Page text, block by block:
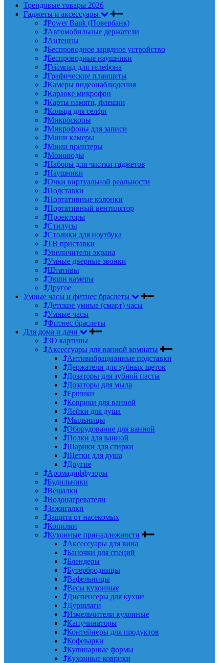
Трендовые товары 2026
Гаджеты и аксессуары
Power Bank (Повербанк)
Автомобильные держатели
Антенны
Беспроводное зарядное устройство
Беспроводные наушники
Геймпад для телефона
Графические планшеты
Камеры видеонаблюдения
Караоке микрофон
Карты памяти, флешки
Кольца для селфи
Микроскопы
Микрофоны для записи
Мини камеры
Мини принтеры
Моноподы
Наборы для чистки гаджетов
Наушники
Очки виртуальной реальности
Подставки
Портативные колонки
Портативный вентилятор
Проекторы
Стилусы
Столики для ноутбука
ТВ приставки
Увеличители экрана
Умные дверные звонки
Штативы
Экшн камеры
Другое
Умные часы и фитнес браслеты
Детские умные (смарт) часы
Умные часы
Фитнес браслеты
Для дома и дачи
3D картины
Аксессуары для ванной комнаты
Антивибрационные подставки
Держатели для зубных щеток
Дозаторы для зубной пасты
Дозаторы для мыла
Ершики
Коврики для ванной
Лейки для душа
Мыльницы
Оборудование для ванной
Полки для ванной
Шарики для стирки
Щетки для душа
Другие
Аромадиффузоры
Будильники
Вешалки
Водонагреватели
Зажигалки
Защита от насекомых
Копилки
Кухонные принадлежности
Аксессуары для вина
Баночки для специй
Блендеры
Бутербродницы
Вафельницы
Весы кухонные
Диспенсеры для кухни
Дуршлаги
Измельчители кухонные
Капучинаторы
Контейнеры для продуктов
Кофеварки
Кулинарные формы
Кухонные коврики